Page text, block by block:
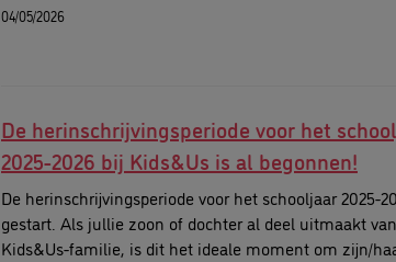
04/05/2026
De herinschrijvingsperiode voor het
2025-2026 bij Kids&Us is al begonnen!
De herinschrijvingsperiode voor het schooljaar 2025-
gestart. Als jullie zoon of dochter al deel uitmaakt
Kids&Us-familie, is dit het ideale moment om zijn/